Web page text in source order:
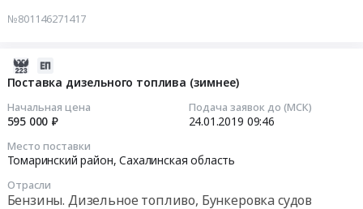
№801146271417
Поставка дизельного топлива (зимнее)
Начальная цена
595 000 ₽
Подача заявок до (МСК)
24.01.2019 09:46
Место поставки
Томаринский район,Сахалинская область
Отрасли
Бензины. Дизельное топливо, Бункеровка судов